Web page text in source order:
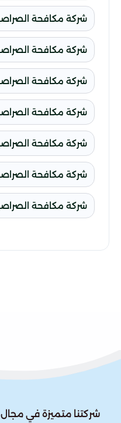
شركة مكافحة
شركة مكافحة
شركة مكافحة
شركة مكافحة
شركة مكافحة
شركة مكافحة
شركة مكافحة
شركتنا متميزة في